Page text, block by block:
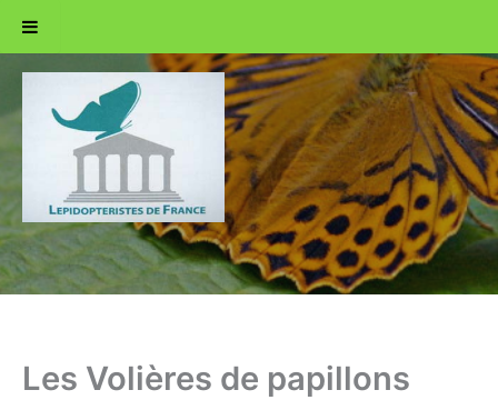
Les Volières de papillons